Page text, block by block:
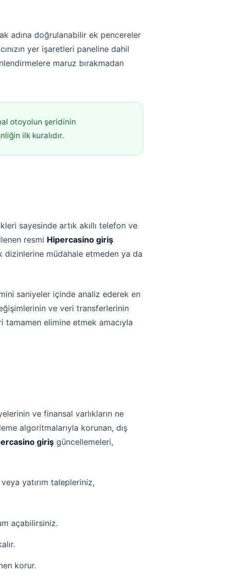
adına doğrulanabilir ek pencereler
yer işaretleri paneline dahil
maruz bırakmadan
otoyolun şeridinin
ilk kuralıdır.
sayesinde artık akıllı telefon ve
resmi Hipercasino giriş
dizinlerine müdahale etmeden ya da
saniyeler içinde analiz ederek en
ve veri transferlerinin
tamamen elimine etmek amacıyla
ve finansal varlıkların ne
algoritmalarıyla korunan, dış
giriş güncellemeleri,
yatırım talepleriniz,
açabilirsiniz.
korur.